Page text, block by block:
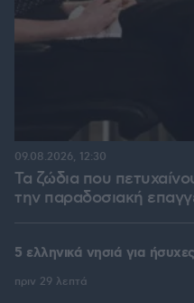
Τα ζώδια που
την παραδοσιακή
09.08.2026, 12:30
5 ελληνικά νησιά για
πριν 29 λεπτά